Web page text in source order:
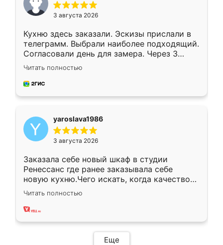
3 августа 2026
Кухню здесь заказали. Эскизы прислали в
телеграмм. Выбрали наиболее подходящий.
Согласовали день для замера. Через 3
недели кухня была уже готова. Остались
довольны работой. Спасибо Ренессанс
мебель за качественную работу!
Читать полностью
yaroslava1986
3 августа 2026
Заказала себе новый шкаф в студии
Ренессанс где ранее заказывала себе
новую кухню.Чего искать, когда качеством
вполне довольна. Служит кухня уже почти
два года, нареканий нет.
Читать полностью
Еще